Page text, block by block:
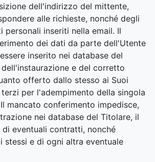
dell'indirizzo del mittente,
alle richieste, nonché degli
personali inseriti nella email. Il
dei dati da parte dell'Utente
inserito nei database del
e del corretto
offerto dallo stesso ai Suoi
per l'adempimento della singola
mancato conferimento impedisce,
nei database del Titolare, il
eventuali contratti, nonché
stessi e di ogni altra eventuale